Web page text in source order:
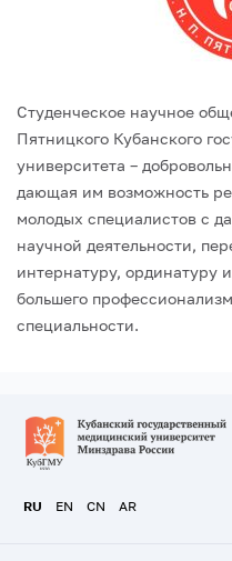
Студенческое научное
Пятницкого Кубанского
университета –
дающая им возможность
молодых специалистов с
научной деятельности,
интернатуру, ординатуру
большего
специальности.
RU EN CN AR